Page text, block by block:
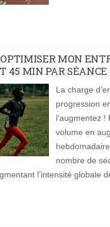
MON
45 MIN PAR SÉANCE
La charge
progression
l’augmentez
volume en
nombre de
l’intensité globale